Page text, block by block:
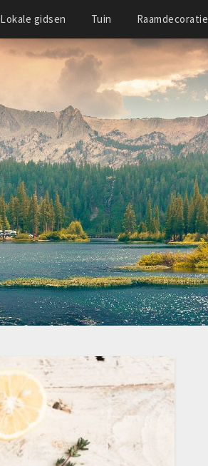
Lokale gidsen Tuin Raamdecoratie